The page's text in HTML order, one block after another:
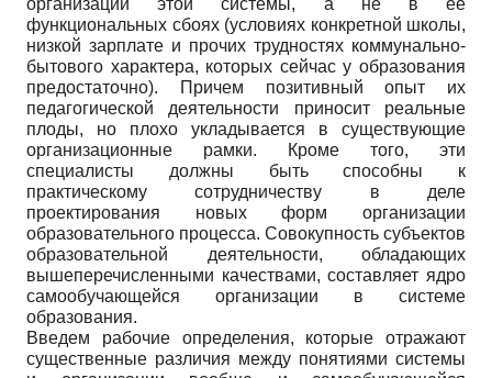
организации этой системы, а не в ее
функциональных сбоях (условиях конкретной школы,
низкой зарплате и прочих трудностях коммунально-
бытового характера, которых сейчас у образования
предостаточно). Причем позитивный опыт их
педагогической деятельности приносит реальные
плоды, но плохо укладывается в существующие
организационные рамки. Кроме того, эти
специалисты должны быть способны к
практическому сотрудничеству в деле
проектирования новых форм организации
образовательного процесса. Совокупность субъектов
образовательной деятельности, обладающих
вышеперечисленными качествами, составляет ядро
самообучающейся организации в системе
образования.
Введем рабочие определения, которые отражают
существенные различия между понятиями системы